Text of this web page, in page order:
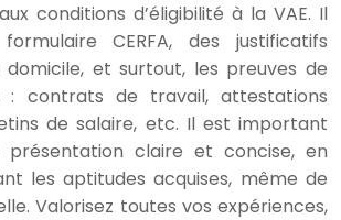
conditions d’éligibilité à la VAE. Il
CERFA, des justificatifs
et surtout, les preuves de
: contrats de travail, attestations
de salaire, etc. Il est important
claire et concise, en
les aptitudes acquises, même de
Valorisez toutes vos expériences,